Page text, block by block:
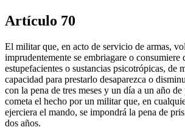
Artículo 70
El militar que, en acto de servicio de armas,
imprudentemente se embriagare o consumiere
estupefacientes o sustancias psicotrópicas, de
capacidad para prestarlo desaparezca o
con la pena de tres meses y un día a un año
cometa el hecho por un militar que, en
ejerciera el mando, se impondrá la pena de
dos años.